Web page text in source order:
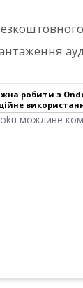
робити з
та
тексту Ondoku
можливе